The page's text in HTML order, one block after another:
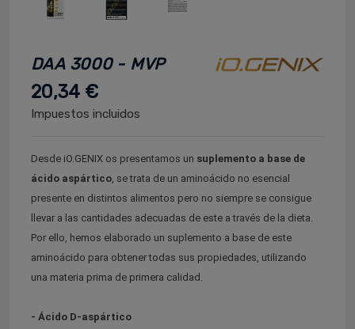
DAA 3000 - MVP
20,34 €
Impuestos incluidos
Desde iO.GENIX os presentamos un suplemento a base de
ácido aspártico, se trata de un aminoácido no esencial
presente en distintos alimentos pero no siempre se consigue
llevar a las cantidades adecuadas de este a través de la dieta.
Por ello, hemos elaborado un suplemento a base de este
aminoácido para obtener todas sus propiedades, utilizando
una materia prima de primera calidad.
- Ácido D-aspártico